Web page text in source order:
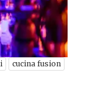
cucina fusion